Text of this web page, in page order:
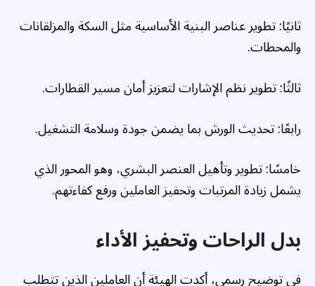
ثانيًا: تطوير عناصر البنية الأساسية مثل السكة والمزلقانات
والمحطات.
ثالثًا: تطوير نظم الإشارات لتعزيز أمان مسير القطارات.
رابعًا: تحديث الورش بما يضمن جودة وسلامة التشغيل.
خامسًا: تطوير وتأهيل العنصر البشري، وهو المحور الذي
يشمل زيادة المرتبات وتحفيز العاملين ورفع كفاءتهم.
بدل الراحات وتحفيز الأداء
في توضيح رسمي، أكدت الهيئة أن العاملين الذين تتطلب